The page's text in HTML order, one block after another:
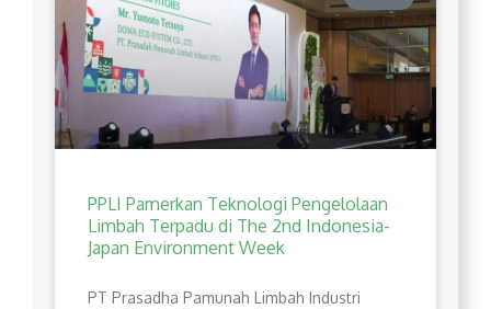
PPLI Pamerkan Teknologi Pengelolaan
Limbah Terpadu di The 2nd Indonesia-
Japan Environment Week
PT Prasadha Pamunah Limbah Industri